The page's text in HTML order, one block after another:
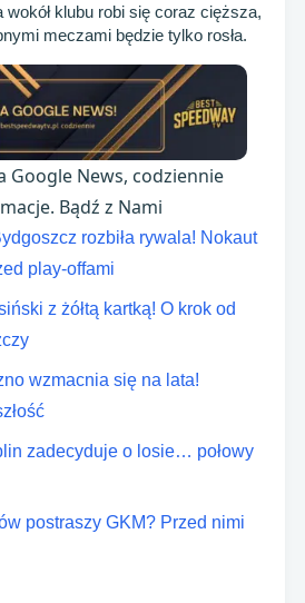
klubu robi się coraz cięższa,
meczami będzie tylko rosła.
Google News, codziennie
Bądź z Nami
rozbiła rywala! Nokaut
play-offami
z żółtą kartką! O krok od
wzmacnia się na lata!
zadecyduje o losie… połowy
postraszy GKM? Przed nimi